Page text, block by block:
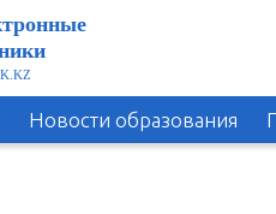
Новости образования